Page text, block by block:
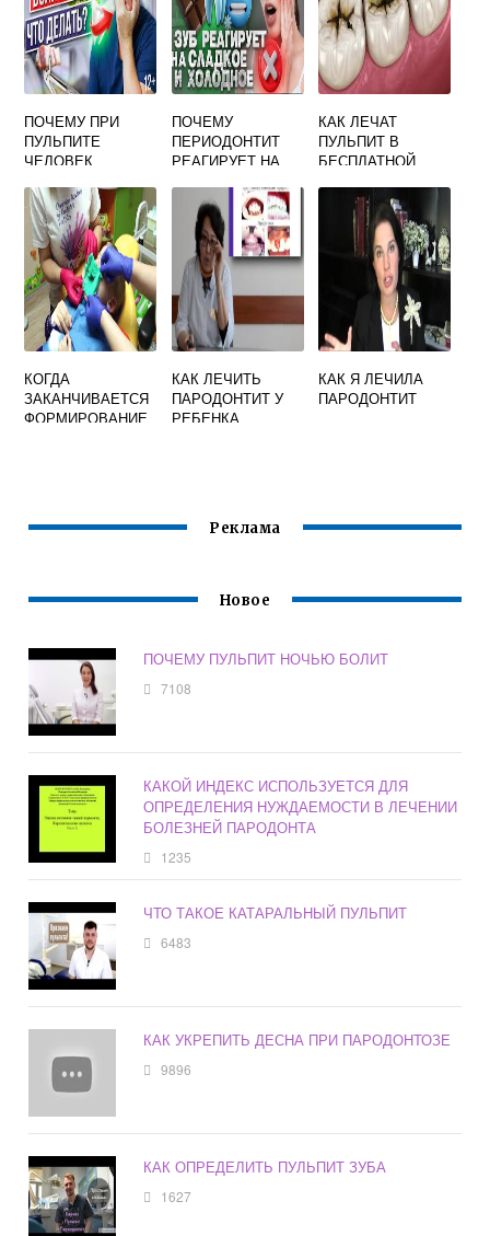
ПОЧЕМУ ПРИ
ПУЛЬПИТЕ
ЧЕЛОВЕК
ОЧЕНЬ СИЛЬНУЮ
ЗУБНУЮ БОЛЬ
ПОЧЕМУ
ПЕРИОДОНТИТ
РЕАГИРУЕТ НА
КАК ЛЕЧАТ
ПУЛЬПИТ В
БЕСПЛАТНОЙ
КОГДА
ЗАКАНЧИВАЕТСЯ
ФОРМИРОВАНИЕ
КАК ЛЕЧИТЬ
ПАРОДОНТИТ У
РЕБЕНКА
КАК Я ЛЕЧИЛА
ПАРОДОНТИТ
Реклама
Новое
ПОЧЕМУ ПУЛЬПИТ НОЧЬЮ БОЛИТ
7108
КАКОЙ ИНДЕКС ИСПОЛЬЗУЕТСЯ ДЛЯ
ОПРЕДЕЛЕНИЯ НУЖДАЕМОСТИ В ЛЕЧЕНИИ
БОЛЕЗНЕЙ ПАРОДОНТА
1235
ЧТО ТАКОЕ КАТАРАЛЬНЫЙ ПУЛЬПИТ
6483
КАК УКРЕПИТЬ ДЕСНА ПРИ ПАРОДОНТОЗЕ
9896
КАК ОПРЕДЕЛИТЬ ПУЛЬПИТ ЗУБА
1627